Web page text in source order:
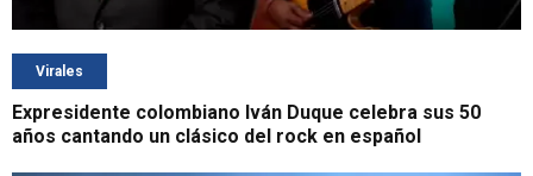
Virales
Expresidente colombiano Iván Duque celebra sus 50
años cantando un clásico del rock en español